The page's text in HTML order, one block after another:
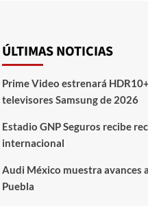
ÚLTIMAS NOTICIAS
Prime Video estrenará
televisores Samsung de 2026
Estadio GNP Seguros recibe
internacional
Audi México muestra avances
Puebla